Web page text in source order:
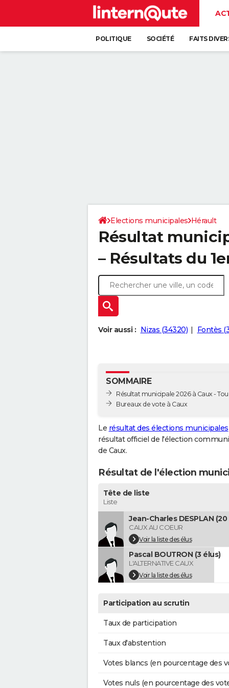
POLITIQUE SOCIÉTÉ FAITS
Elections municipales Hérault
Résultat
– Résultats du
Voir aussi : Nizas (34320) Fontès
SOMMAIRE
Résultat municipale 2026 à Caux -
Bureaux de vote à Caux
Le résultat des élections municipales
résultat officiel de l'élection
de Caux.
Résultat de l'élection
Tête de liste
Liste
Jean-Charles DESPLAN
CAUX AU COEUR
Voir la liste des élus
Pascal BOUTRON (3 élus)
L'ALTERNATIVE CAUX
Voir la liste des élus
Participation au scrutin
Taux de participation
Taux d'abstention
Votes blancs (en pourcentage des
Votes nuls (en pourcentage des